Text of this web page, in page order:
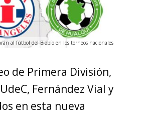
al fútbol del Biobío en los torneos nacionales
de Primera División,
Fernández Vial y
en esta nueva